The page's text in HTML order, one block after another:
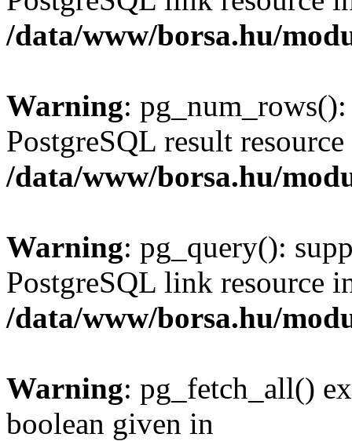
/data/www/borsa.hu/
Warning:
PostgreSQL result
/data/www/borsa.hu/
Warning: pg_query():
PostgreSQL link resource
/data/www/borsa.hu/
Warning: pg_fetch_all()
boolean given in